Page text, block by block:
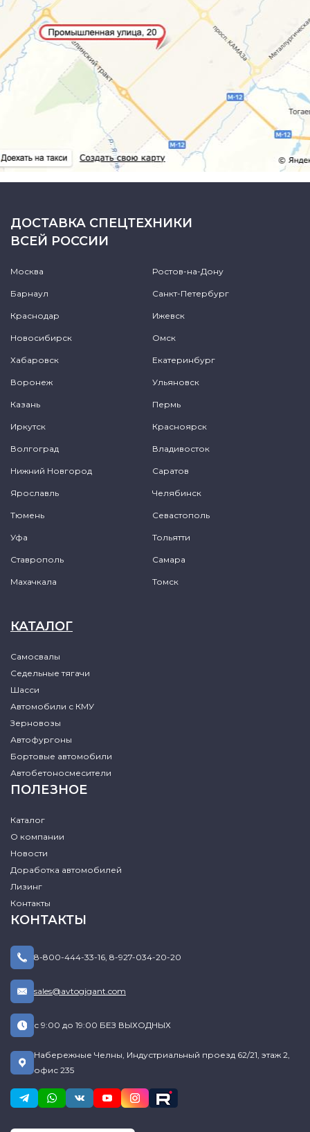
ДОСТАВКА СПЕЦТЕХНИКИ
ВСЕЙ РОССИИ
Москва Ростов-на-Дону
Барнаул Санкт-Петербург
Краснодар Ижевск
Новосибирск Омск
Хабаровск Екатеринбург
Воронеж Ульяновск
Казань Пермь
Иркутск Красноярск
Волгоград Владивосток
Нижний Новгород Саратов
Ярославль Челябинск
Тюмень Севастополь
Уфа Тольятти
Ставрополь Самара
Махачкала Томск
КАТАЛОГ
Самосвалы
Седельные тягачи
Шасси
Автомобили с КМУ
Зерновозы
Автофургоны
Бортовые автомобили
Автобетоносмесители
ПОЛЕЗНОЕ
Каталог
О компании
Новости
Доработка автомобилей
Лизинг
Контакты
КОНТАКТЫ
8-800-444-33-16, 8-927-034-20-20
sales@avtogigant.com
с 9:00 до 19:00 БЕЗ ВЫХОДНЫХ
Набережные Челны, Индустриальный проезд 62/21, этаж 2,
офис 235